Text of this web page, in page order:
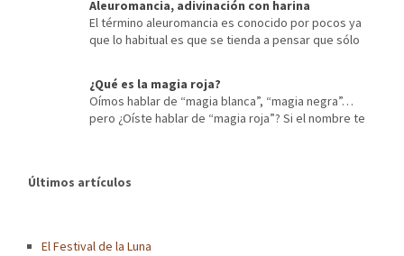
Aleuromancia, adivinación con harina
El término aleuromancia es conocido por pocos ya
que lo habitual es que se tienda a pensar que sólo
tales como la quiromancia o lectura de las líneas de la mano, o
las tiradas de tarot, entre otros. Pero los métodos empleados a
lo largo de la historia para […]
¿Qué es la magia roja?
Oímos hablar de “magia blanca”, “magia negra”…
pero ¿Oíste hablar de “magia roja”? Si el nombre te
para las temáticas relacionadas […]
Últimos artículos
El Festival de la Luna